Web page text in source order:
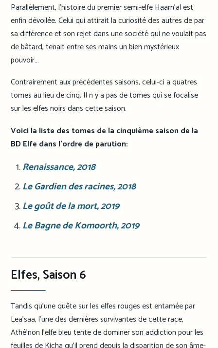
Parallèlement, l’histoire du premier semi-elfe Haarn’al est
enfin dévoilée. Celui qui attirait la curiosité des autres de par
sa différence et son rejet dans une société qui ne voulait pas
de bâtard, tenait entre ses mains un bien mystérieux
pouvoir…
Contrairement aux précédentes saisons, celui-ci a quatres
tomes au lieu de cinq. Il n y a pas de tomes qui se focalise
sur les elfes noirs dans cette saison.
Voici la liste des tomes de la cinquième saison de la
BD Elfe dans l’ordre de parution:
Renaissance, 2018
Le Gardien des racines, 2018
Le goût de la mort, 2019
Le Bagne de Komoorth, 2019
Elfes, Saison 6
Tandis qu’une quête sur les elfes rouges est entamée par
Lea’saa, l’une des dernières survivantes de cette race,
Athé’non l’elfe bleu tente de dominer son addiction pour les